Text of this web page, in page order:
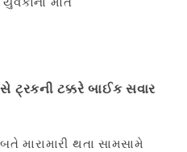
ટ્રકની ટક્કરે બાઈક સવાર